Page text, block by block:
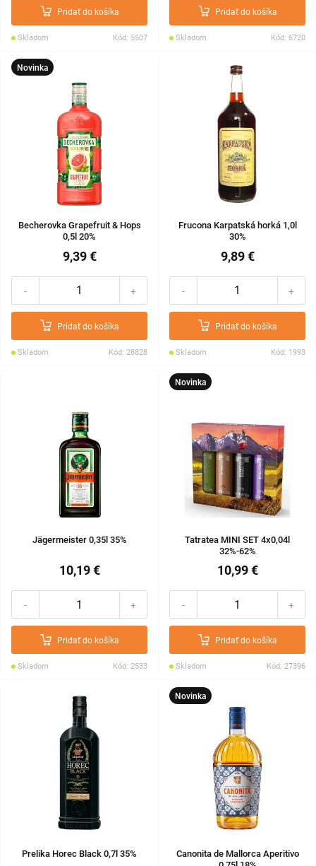
Pridať do košíka
Skladom Kód: 5507
Pridať do košíka
Skladom Kód: 6720
Novinka
Becherovka Grapefruit & Hops
0,5l 20%
9,39 €
- +
Pridať do košíka
Skladom Kód: 28828
Frucona Karpatská horká 1,0l
30%
9,89 €
- +
Pridať do košíka
Skladom Kód: 1993
Jägermeister 0,35l 35%
10,19 €
- +
Pridať do košíka
Skladom Kód: 2533
Novinka
Tatratea MINI SET 4x0,04l
32%-62%
10,99 €
- +
Pridať do košíka
Skladom Kód: 27396
Prelika Horec Black 0,7l 35%
Novinka
Canonita de Mallorca Aperitivo